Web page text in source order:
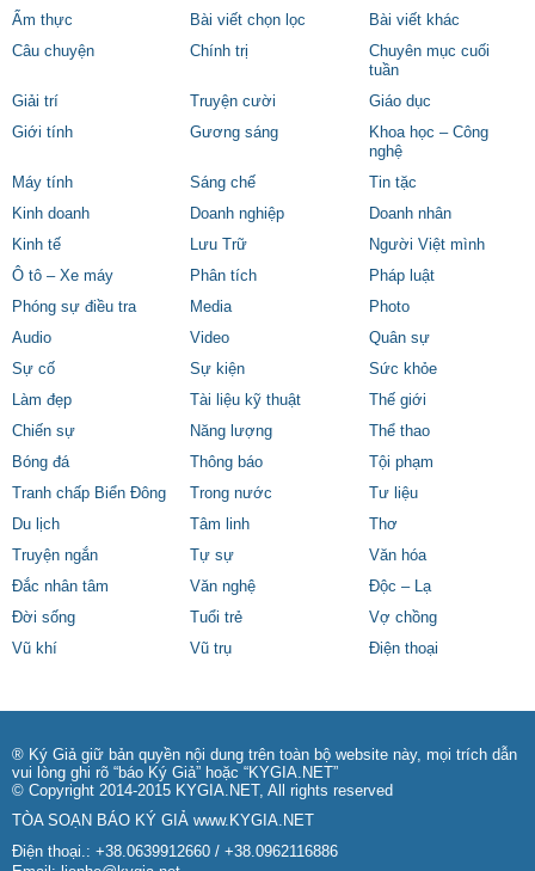
Ẩm thực Bài viết chọn lọc
Bài viết khác
Câu chuyện
Chính trị
Chuyên mục cuối
tuần
Giải trí
Truyện cười
Giáo dục
Giới tính
Gương sáng
Khoa học – Công
nghệ
Máy tính
Sáng chế
Tin tặc
Kinh doanh
Doanh nghiệp
Doanh nhân
Kinh tế
Lưu Trữ
Người Việt mình
Ô tô – Xe máy
Phân tích
Pháp luật
Phóng sự điều tra
Media
Photo
Audio
Video
Quân sự
Sự cố
Sự kiện
Sức khỏe
Làm đẹp
Tài liệu kỹ thuật
Thế giới
Chiến sự
Năng lượng
Thể thao
Bóng đá
Thông báo
Tội phạm
Tranh chấp Biển Đông
Trong nước
Tư liệu
Du lịch
Tâm linh
Thơ
Truyện ngắn
Tự sự
Văn hóa
Đắc nhân tâm
Văn nghệ
Độc – Lạ
Đời sống
Tuổi trẻ
Vợ chồng
Vũ khí
Vũ trụ Điện thoại
® Ký Giả giữ bản quyền nội dung trên toàn bộ website này, mọi trích dẫn
vui lòng ghi rõ “báo Ký Giả” hoặc “KYGIA.NET”
© Copyright 2014-2015 KYGIA.NET, All rights reserved
TÒA SOẠN BÁO KÝ GIẢ www.KYGIA.NET
Điện thoại.: +38.0639912660 / +38.0962116886